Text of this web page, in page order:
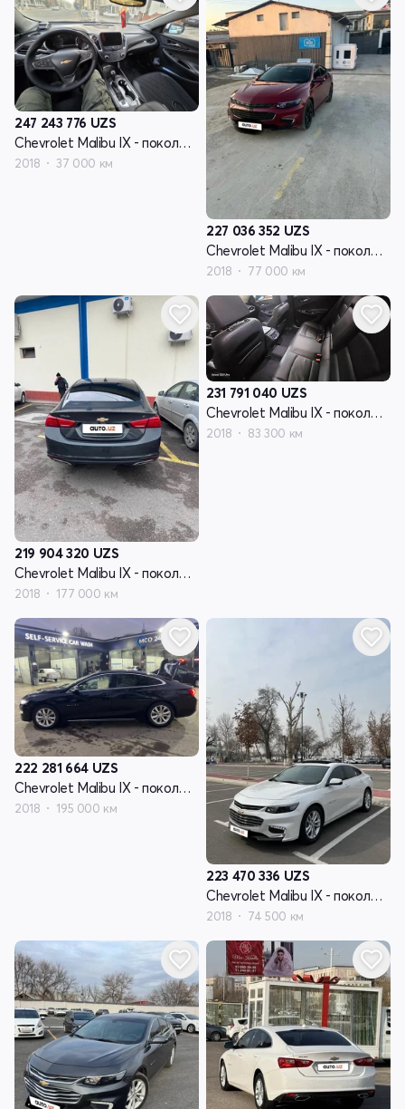
247 243 776 UZS
Chevrolet Malibu IX - поколение
2018 37 000 км
227 036 352 UZS
Chevrolet Malibu IX - поколение
2018 77 000 км
219 904 320 UZS
Chevrolet Malibu IX - поколение
2018 177 000 км
231 791 040 UZS
Chevrolet Malibu IX - поколение
2018 83 300 км
222 281 664 UZS
Chevrolet Malibu IX - поколение
2018 195 000 км
223 470 336 UZS
Chevrolet Malibu IX - поколение
2018 74 500 км